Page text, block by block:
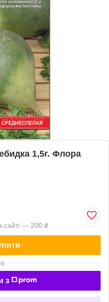
1,5г. Флора
сайті — 200 ₴
з